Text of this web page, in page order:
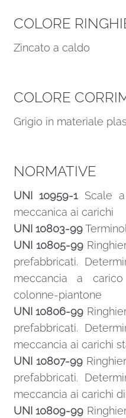
COLORE
Zincato a caldo
COLORE
Grigio in materiale
NORMATIVE
UNI 10959-1Scale a
meccanica ai carichi
UNI 10803-99
UNI 10805-99
prefabbricati.
meccancia a
colonne-piantone
UNI 10806-99
prefabbricati.
meccancia ai carichi
UNI 10807-99
prefabbricati.
meccancia ai carichi
UNI 10809-99